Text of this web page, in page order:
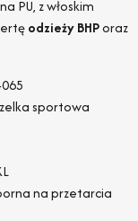
PU, z włoskim
odzieży BHPoraz
sportowa
na przetarcia